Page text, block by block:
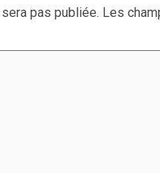
pas publiée. Les